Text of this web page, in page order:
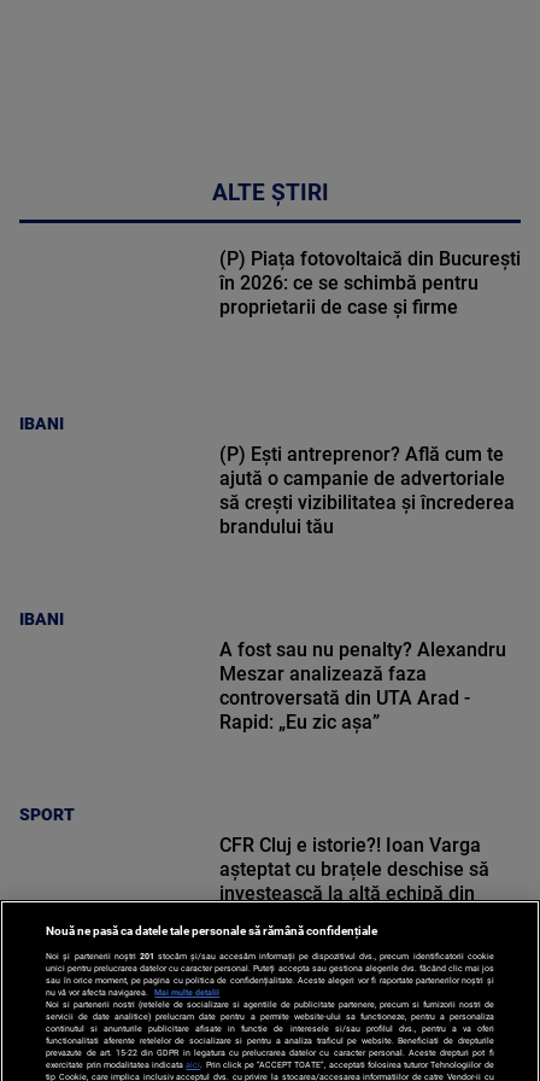
ALTE ȘTIRI
IBANI
(P) Piața fotovoltaică din București
în 2026: ce se schimbă pentru
proprietarii de case și firme
IBANI
(P) Ești antreprenor? Află cum te
ajută o campanie de advertoriale
să crești vizibilitatea și încrederea
brandului tău
SPORT
A fost sau nu penalty? Alexandru
Meszar analizează faza
controversată din UTA Arad -
Rapid: „Eu zic așa”
SPORT
CFR Cluj e istorie?! Ioan Varga
așteptat cu brațele deschise să
investească la altă echipă din
Nouă ne pasă ca datele tale personale să rămână confidențiale
Noi și partenerii noștri 201 stocăm și/sau accesăm informații pe dispozitivul dvs., precum identificatorii cookie
unici pentru prelucrarea datelor cu caracter personal. Puteți accepta sau gestiona alegerile dvs. făcând clic mai jos
sau în orice moment, pe pagina cu politica de confidențialitate. Aceste alegeri vor fi raportate partenerilor noștri și
nu vă vor afecta navigarea.
Mai multe detalii
Noi si partenerii nostri (retelele de socializare si agentiile de publicitate partenere, precum si furnizorii nostri de
servicii de date analitice) prelucram date pentru a permite website-ului sa functioneze, pentru a personaliza
continutul si anunturile publicitare afisate in functie de interesele si/sau profilul dvs., pentru a va oferi
functionalitati aferente retelelor de socializare si pentru a analiza traficul pe website. Beneficiati de drepturile
prevazute de art. 15-22 din GDPR in legatura cu prelucrarea datelor cu caracter personal. Aceste drepturi pot fi
exercitate prin modalitatea indicataaici . Prin click pe “ACCEPT TOATE”, acceptati folosirea tuturor Tehnologiilor de
tip Cookie, care implica inclusiv acceptul dvs. cu privire la stocarea/accesarea informatiilor de catre Vendor-ii cu